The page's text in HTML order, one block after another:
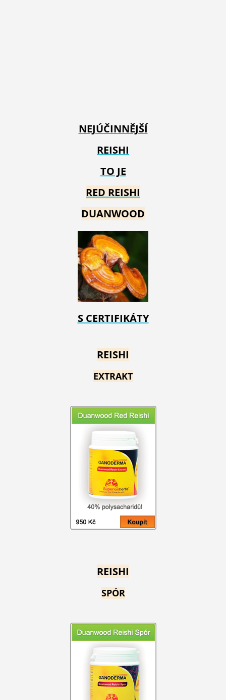
NEJÚČINNĚJŠÍ
REISHI
TO JE
RED REISHI
DUANWOOD
S CERTIFIKÁTY
REISHI
EXTRAKT
REISHI
SPÓR